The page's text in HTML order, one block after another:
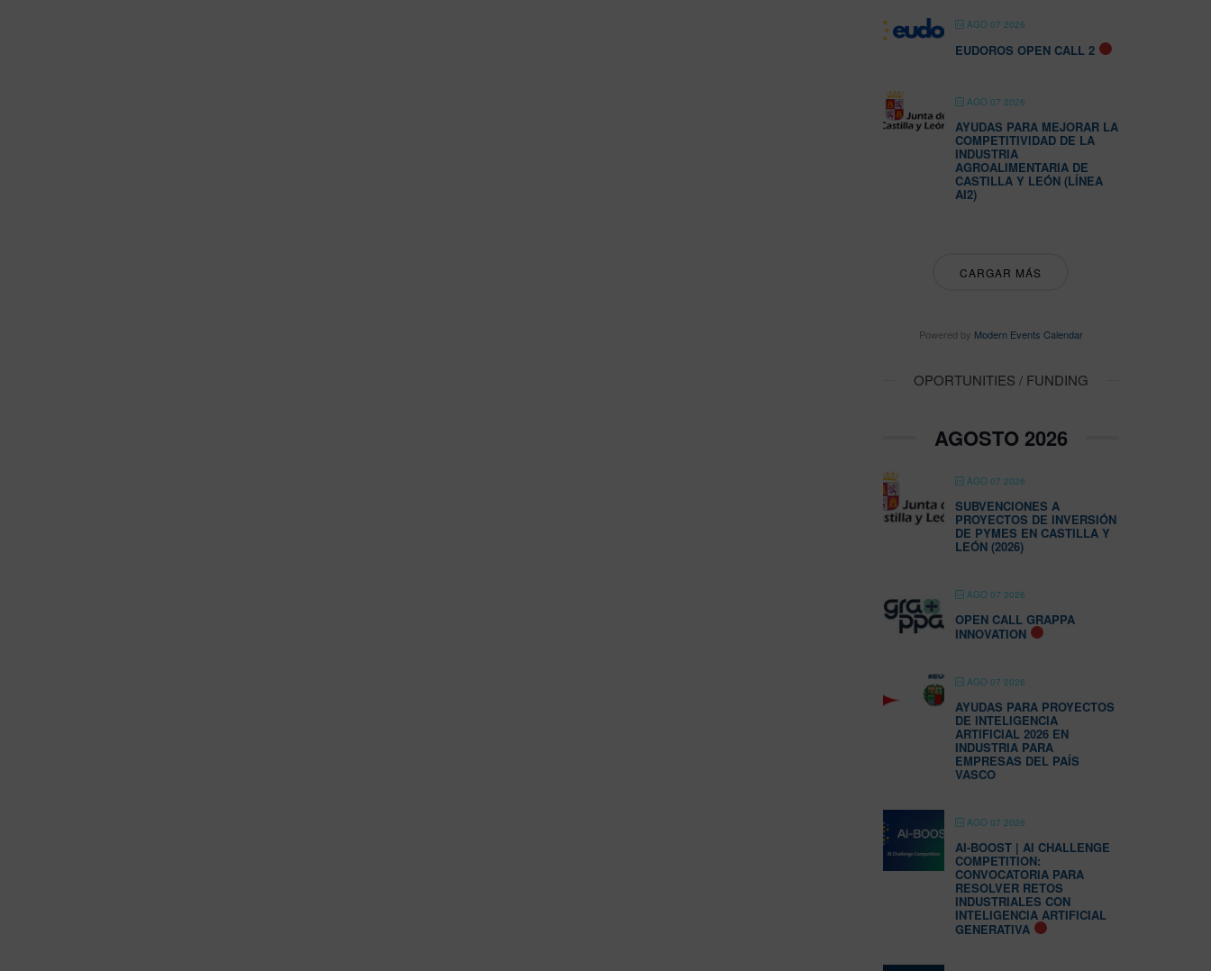
AGO 07 2026
EUDOROS OPEN CALL 2
AGO 07 2026
AYUDAS PARA MEJORAR LA
COMPETITIVIDAD DE LA
INDUSTRIA
AGROALIMENTARIA DE
CASTILLA Y LEÓN (LÍNEA
AI2)
CARGAR MÁS
Powered by Modern Events Calendar
OPORTUNITIES / FUNDING
AGOSTO 2026
AGO 07 2026
SUBVENCIONES A
PROYECTOS DE INVERSIÓN
DE PYMES EN CASTILLA Y
LEÓN (2026)
AGO 07 2026
OPEN CALL GRAPPA
INNOVATION
AGO 07 2026
AYUDAS PARA PROYECTOS
DE INTELIGENCIA
ARTIFICIAL 2026 EN
INDUSTRIA PARA
EMPRESAS DEL PAÍS
VASCO
AGO 07 2026
AI-BOOST | AI CHALLENGE
COMPETITION:
CONVOCATORIA PARA
RESOLVER RETOS
INDUSTRIALES CON
INTELIGENCIA ARTIFICIAL
GENERATIVA